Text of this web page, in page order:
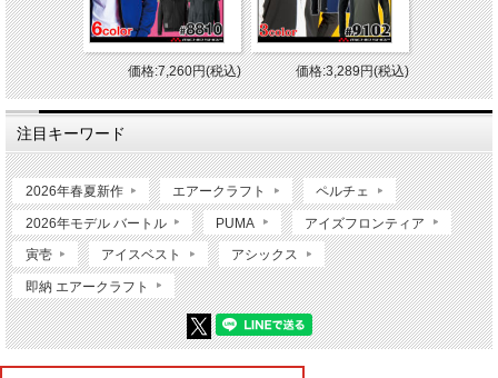
価格:7,260円(税込) 価格:3,289円(税込)
注目キーワード
2026年春夏新作 エアークラフト ペルチェ
2026年モデル バートル PUMA アイズフロンティア
寅壱 アイスベスト アシックス
即納 エアークラフト